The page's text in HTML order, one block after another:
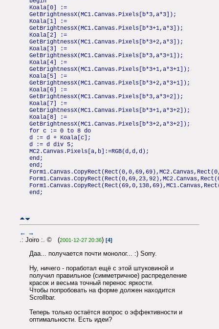
Koala[0] :=
GetBrightnessX(MC1.Canvas.Pixels[b*3,a*3]);
Koala[1] :=
GetBrightnessX(MC1.Canvas.Pixels[b*3+1,a*3]);
Koala[2] :=
GetBrightnessX(MC1.Canvas.Pixels[b*3+2,a*3]);
Koala[3] :=
GetBrightnessX(MC1.Canvas.Pixels[b*3,a*3+1]);
Koala[4] :=
GetBrightnessX(MC1.Canvas.Pixels[b*3+1,a*3+1]);
Koala[5] :=
GetBrightnessX(MC1.Canvas.Pixels[b*3+2,a*3+1]);
Koala[6] :=
GetBrightnessX(MC1.Canvas.Pixels[b*3,a*3+2]);
Koala[7] :=
GetBrightnessX(MC1.Canvas.Pixels[b*3+1,a*3+2]);
Koala[8] :=
GetBrightnessX(MC1.Canvas.Pixels[b*3+2,a*3+2]);
for c := 0 to 8 do
d := d + Koala[c];
d := d div 5;
MC2.Canvas.Pixels[a,b]:=RGB(d,d,d);
end;
end;
end;
← →
.: Joiro :. © (2001-12-27 20:36) [4]
Даа... получается почти монолог... :) Sorry.
Ну, ничего - поработал ещё с этой штуковиной и
получил правильное (симметричное) распределение
красок и весьма точный перенос яркости.
Чтобы попробовать на форме должен находится
Scrollbar.
Теперь только остаётся вопрос о эффективности и
оптимальности. Есть идеи?